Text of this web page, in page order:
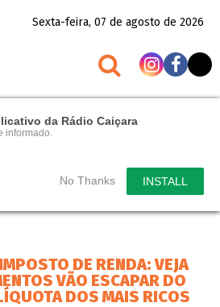
da Rádio Caiçara
informado.
No Thanks INSTALL
Sexta-feira, 07 de agosto de 2026
DE RENDA: VEJA
VÃO ESCAPAR DO
DOS MAIS RICOS